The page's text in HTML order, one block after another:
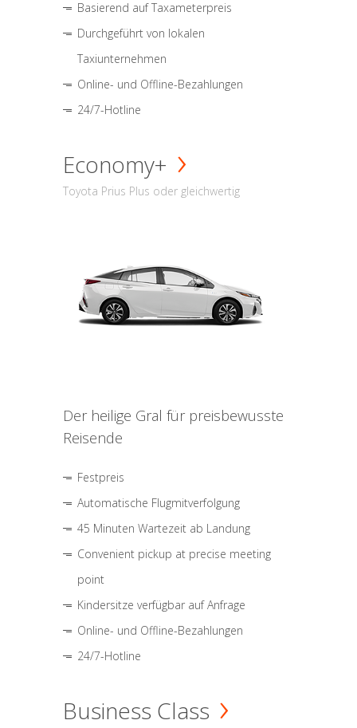
Basierend auf Taxameterpreis
Durchgeführt von lokalen
Taxiunternehmen
Online- und Offline-Bezahlungen
24/7-Hotline
Economy+
Toyota Prius Plus oder gleichwertig
Der heilige Gral für preisbewusste
Reisende
Festpreis
Automatische Flugmitverfolgung
45 Minuten Wartezeit ab Landung
Convenient pickup at precise meeting
point
Kindersitze verfügbar auf Anfrage
Online- und Offline-Bezahlungen
24/7-Hotline
Business Class